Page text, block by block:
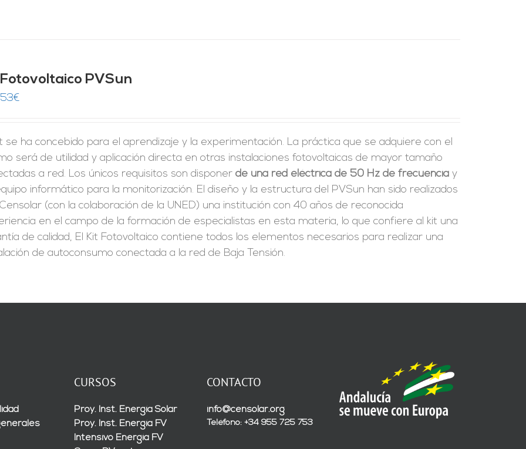
PVSun
€
se ha concebido para el aprendizaje y la experimentación. La práctica que se adquiere con el
será de utilidad y aplicación directa en otras instalaciones fotovoltaicas de mayor tamaño
a red. Los únicos requisitos son disponerde una red eléctrica de 50 Hz de frecuencia y
informático para la monitorización. El diseño y la estructura del PVSun han sido realizados
(con la colaboración de la UNED) una institución con 40 años de reconocida
en el campo de la formación de especialistas en esta materia, lo que confiere al kit una
de calidad, El Kit Fotovoltaico contiene todos los elementos necesarios para realizar una
de autoconsumo conectada a la red de Baja Tensión.
CURSOS
Proy. Inst. Energía Solar
Proy. Inst. Energía FV
Intensivo Energía FV
CONTACTO
info@censolar.org
Teléfono: +34 955 725 753